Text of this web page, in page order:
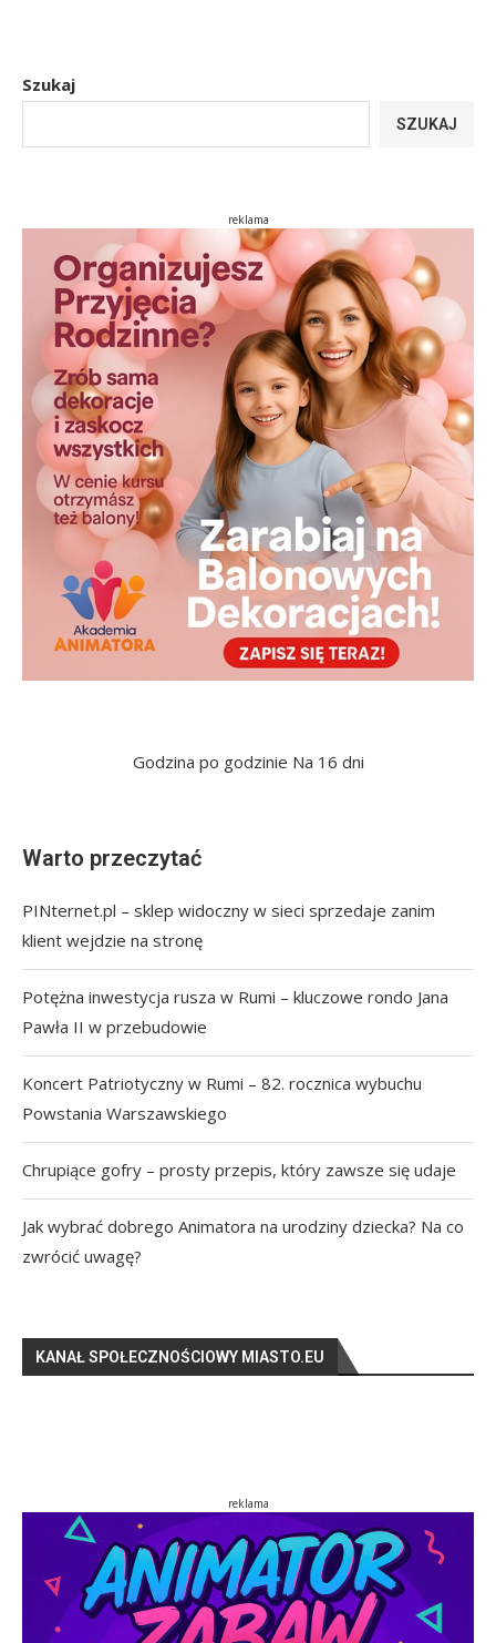
Szukaj
SZUKAJ
reklama
Godzina po godzinie Na 16 dni
Warto przeczytać
PINternet.pl – sklep widoczny w sieci sprzedaje zanim
klient wejdzie na stronę
Potężna inwestycja rusza w Rumi – kluczowe rondo Jana
Pawła II w przebudowie
Koncert Patriotyczny w Rumi – 82. rocznica wybuchu
Powstania Warszawskiego
Chrupiące gofry – prosty przepis, który zawsze się udaje
Jak wybrać dobrego Animatora na urodziny dziecka? Na co
zwrócić uwagę?
KANAŁ SPOŁECZNOŚCIOWY MIASTO.EU
reklama